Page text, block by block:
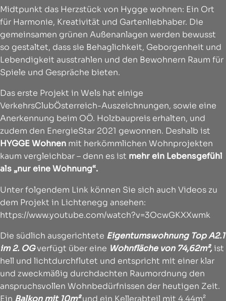
Midtpunkt das Herzstück von Hygge wohnen: Ein Ort
für Harmonie, Kreativität und Gartenliebhaber. Die
gemeinsamen grünen Außenanlagen werden bewusst
so gestaltet, dass sie Behaglichkeit, Geborgenheit und
Lebendigkeit ausstrahlen und den Bewohnern Raum für
Spiele und Gespräche bieten.
Das erste Projekt in Wels hat einige
VerkehrsClubÖsterreich-Auszeichnungen, sowie eine
Anerkennung beim OÖ. Holzbaupreis erhalten, und
zudem den EnergieStar 2021 gewonnen. Deshalb ist
HYGGE Wohnen mit herkömmlichen Wohnprojekten
kaum vergleichbar – denn es ist mehr ein Lebensgefühl
als „nur eine Wohnung“.
Unter folgendem Link können Sie sich auch Videos zu
dem Projekt in Lichtenegg ansehen:
https://www.youtube.com/watch?v=3OcwGKXXwmk
Die südlich ausgerichtete Eigentumswohnung Top A2.1
im 2. OGverfügt über eine Wohnfläche von 74,62m²,ist
hell und lichtdurchflutet und entspricht mit einer klar
und zweckmäßig durchdachten Raumordnung den
anspruchsvollen Wohnbedürfnissen der heutigen Zeit.